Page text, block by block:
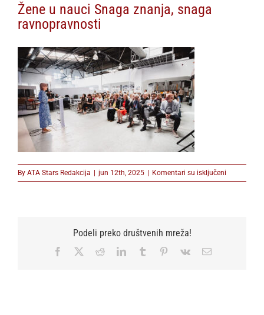
Žene u nauci Snaga znanja, snaga
ravnopravnosti
By ATA Stars Redakcija | jun 12th, 2025 | Komentari su isključeni
Žene
Podeli preko društvenih mreža!
Facebook RedditLinkedInTumblr Pinterest
Vk Email